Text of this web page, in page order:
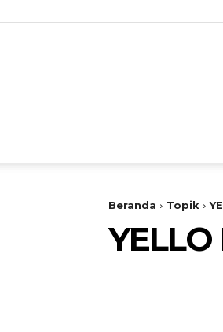
Beranda Topik